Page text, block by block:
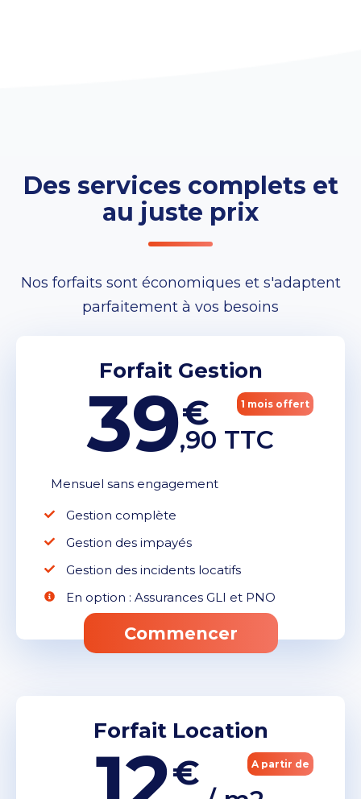
Des services complets et
au juste prix
Nos forfaits sont économiques et s'adaptent
parfaitement à vos besoins
Forfait Gestion
1 mois offert
39€
,90 TTC
Mensuel sans engagement
Gestion complète
Gestion des impayés
Gestion des incidents locatifs
En option : Assurances GLI et PNO
Commencer
Forfait Location
A partir de
€